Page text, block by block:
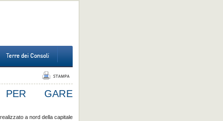
GARE
a nord della capitale